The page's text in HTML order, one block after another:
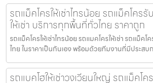
รถแม็คโครให้เช่าไทรน้อย รถแม็คโคร
ให้เช่า บริการทุกพื้นที่ทั่วไทย ราคาถูก
รถแม็คโครให้เช่าไทรน้อย รถแมคโครให้เช่า รถแม็คโ
ไทย ในราคาเป็นกันเอง พร้อมด้วยทีมงานที่มีประสบ
รถแบคโฮให้เช่าวงเวียนใหญ่ รถแม็คโค